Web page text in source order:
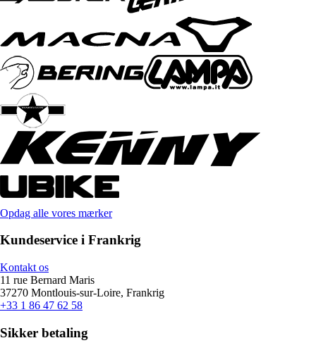
Opdag alle vores mærker
Kundeservice i Frankrig
Kontakt os
11 rue Bernard Maris
37270 Montlouis-sur-Loire, Frankrig
+33 1 86 47 62 58
Sikker betaling